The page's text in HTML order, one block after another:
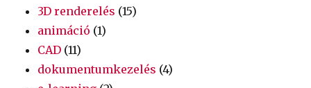
3D renderelés (15)
animáció (1)
CAD (11)
dokumentumkezelés (4)